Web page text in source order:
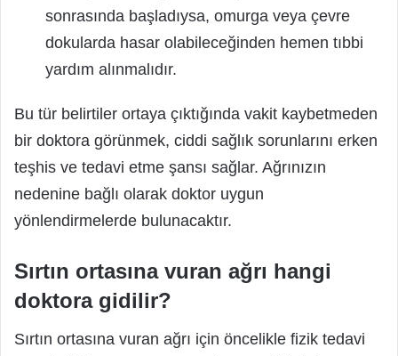
sonrasında başladıysa, omurga veya çevre
dokularda hasar olabileceğinden hemen tıbbi
yardım alınmalıdır.
Bu tür belirtiler ortaya çıktığında vakit kaybetmeden
bir doktora görünmek, ciddi sağlık sorunlarını erken
teşhis ve tedavi etme şansı sağlar. Ağrınızın
nedenine bağlı olarak doktor uygun
yönlendirmelerde bulunacaktır.
Sırtın ortasına vuran ağrı hangi
doktora gidilir?
Sırtın ortasına vuran ağrı için öncelikle fizik tedavi